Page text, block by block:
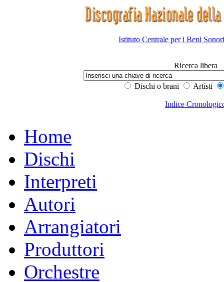
Istituto Centrale per i Beni
Ricerca libera
Dischi o brani Artisti
Indice
Home
Dischi
Interpreti
Autori
Arrangiatori
Produttori
Orchestre